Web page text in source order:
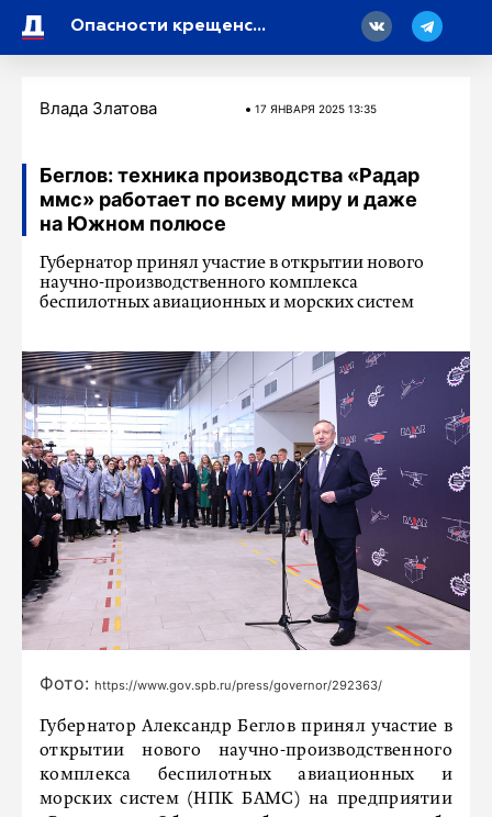
Опасности крещенского купания в Петербурге: что говорят синоптики и медики
Влада Златова 17 ЯНВАРЯ 2025 13:35
Беглов: техника производства «Радар
ммс» работает по всему миру и даже
на Южном полюсе
Губернатор принял участие в открытии нового
научно-производственного комплекса
беспилотных авиационных и морских систем
Фото: https://www.gov.spb.ru/press/governor/292363/
Губернатор Александр Беглов принял участие в
открытии нового научно-производственного
комплекса беспилотных авиационных и
морских систем (НПК БАМС) на предприятии